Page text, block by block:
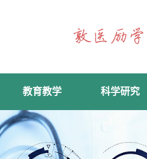
教育教学 科学研究